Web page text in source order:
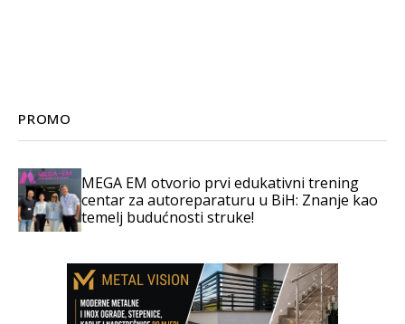
PROMO
MEGA EM otvorio prvi edukativni trening
centar za autoreparaturu u BiH: Znanje kao
temelj budućnosti struke!